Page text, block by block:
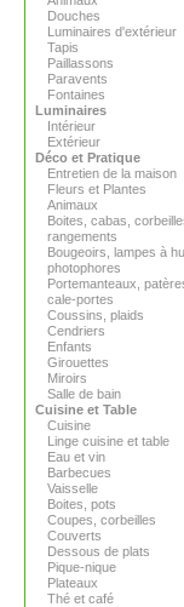
Douches
Luminaires d'extérieur
Tapis
Paillassons
Paravents
Fontaines
Luminaires
Intérieur
Extérieur
Déco et Pratique
Entretien de la maison
Fleurs et Plantes
Animaux
Boites, cabas,
rangements
Bougeoirs, lampes à
photophores
Portemanteaux,
cale-portes
Coussins, plaids
Cendriers
Enfants
Girouettes
Miroirs
Salle de bain
Cuisine et Table
Cuisine
Linge cuisine et table
Eau et vin
Barbecues
Vaisselle
Boites, pots
Coupes, corbeilles
Couverts
Dessous de plats
Pique-nique
Plateaux
Thé et café